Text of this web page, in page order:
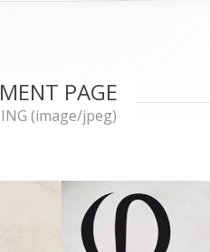
PAGE
(image/jpeg)